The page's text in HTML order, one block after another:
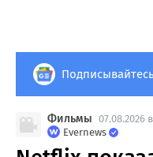
Фильмы 07.08.2026
Evernews